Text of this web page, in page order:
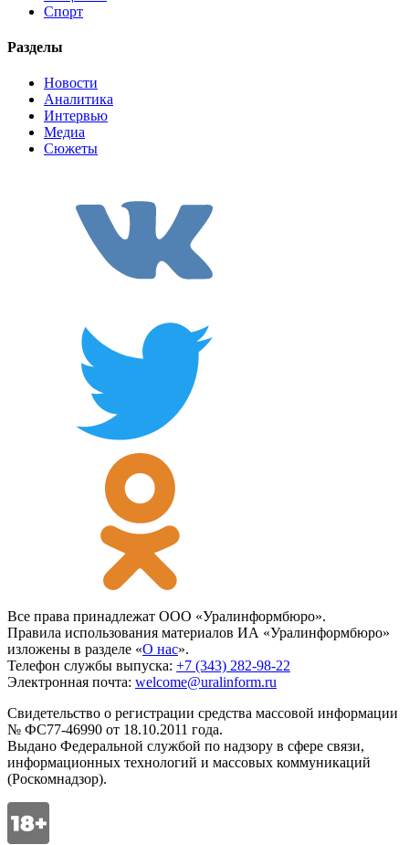
Спорт
Разделы
Новости
Аналитика
Интервью
Медиа
Сюжеты
Все права принадлежат ООО «Уралинформбюро».
Правила использования материалов ИА «Уралинформбюро»
изложены в разделе «О нас».
Телефон службы выпуска: +7 (343) 282-98-22
Электронная почта: welcome@uralinform.ru
Свидетельство о регистрации средства массовой информации
№ ФС77-46990 от 18.10.2011 года.
Выдано Федеральной службой по надзору в сфере связи,
информационных технологий и массовых коммуникаций
(Роскомнадзор).